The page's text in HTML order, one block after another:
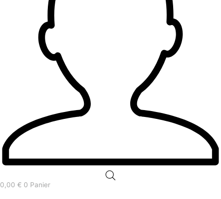
0,00 € 0 Panier